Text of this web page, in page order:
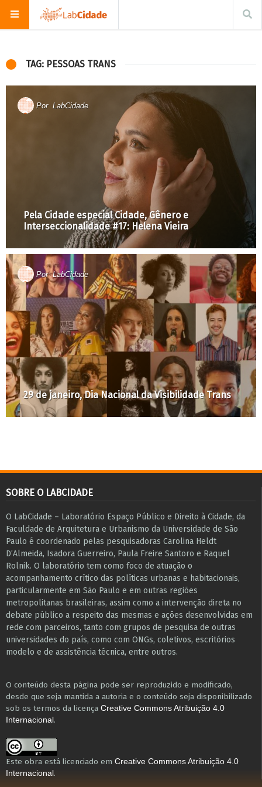
TAG: PESSOAS TRANS
Por LabCidade
Pela Cidade especial Cidade, Gênero e
Interseccionalidade #17: Helena Vieira
PorLabCidade
29 de janeiro, Dia Nacional da Visibilidade Trans
SOBRE O LABCIDADE
O LabCidade – Laboratório Espaço Público e Direito à Cidade, da
Faculdade de Arquitetura e Urbanismo da Universidade de São
Paulo é coordenado pelas pesquisadoras Carolina Heldt
D’Almeida, Isadora Guerreiro, Paula Freire Santoro e Raquel
Rolnik. O laboratório tem como foco de atuação o
acompanhamento crítico das políticas urbanas e habitacionais,
particularmente em São Paulo e ​em outras regiões
metropolitanas brasileiras, assim como a intervenção direta no
debate público a respeito das mesmas e ações desenvolvidas em
r​e​de com parceiros, tanto com grupos de pesquisa ​de outras
universidades do país, como com ONGs, coletivos, escritórios
modelo e de assistência técnica​, entre outros​.
O conteúdo desta página pode ser reproduzido e modificado,
desde que seja mantida a autoria e o conteúdo seja disponibilizado
sob os termos da licença Creative Commons Atribuição 4.0
Internacional .
Este obra está licenciado em Creative Commons Atribuição 4.0
Internacional .